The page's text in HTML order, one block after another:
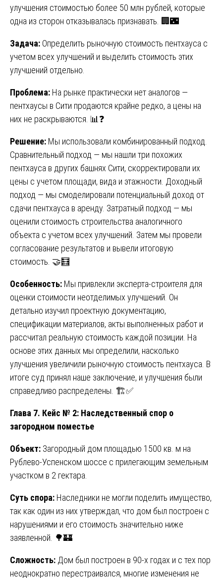
улучшения стоимостью более 50 млн рублей, которые
одна из сторон отказывалась признавать. 🏢🌃
Задача: Определить рыночную стоимость пентхауса с
учетом всех улучшений и выделить стоимость этих
улучшений отдельно.
Проблема: На рынке практически нет аналогов —
пентхаусы в Сити продаются крайне редко, а цены на
них не раскрываются. 📊❓
Решение: Мы использовали комбинированный подход.
Сравнительный подход — мы нашли три похожих
пентхауса в других башнях Сити, скорректировали их
цены с учетом площади, вида и этажности. Доходный
подход — мы смоделировали потенциальный доход от
сдачи пентхауса в аренду. Затратный подход — мы
оценили стоимость строительства аналогичного
объекта с учетом всех улучшений. Затем мы провели
согласование результатов и вывели итоговую
стоимость. 🤝🧮
Особенность: Мы привлекли эксперта-строителя для
оценки стоимости неотделимых улучшений. Он
детально изучил проектную документацию,
спецификации материалов, акты выполненных работ и
рассчитал реальную стоимость каждой позиции. На
основе этих данных мы определили, насколько
улучшения увеличили рыночную стоимость пентхауса. В
итоге суд принял наше заключение, и улучшения были
справедливо распределены. 🏗️✅
Глава 7. Кейс № 2: Наследственный спор о
загородном поместье
Объект: Загородный дом площадью 1500 кв. м на
Рублево-Успенском шоссе с прилегающим земельным
участком в 2 гектара.
Суть спора: Наследники не могли поделить имущество,
так как один из них утверждал, что дом был построен с
нарушениями и его стоимость значительно ниже
заявленной. 🌳🏰
Сложность: Дом был построен в 90-х годах и с тех пор
неоднократно перестраивался, многие изменения не